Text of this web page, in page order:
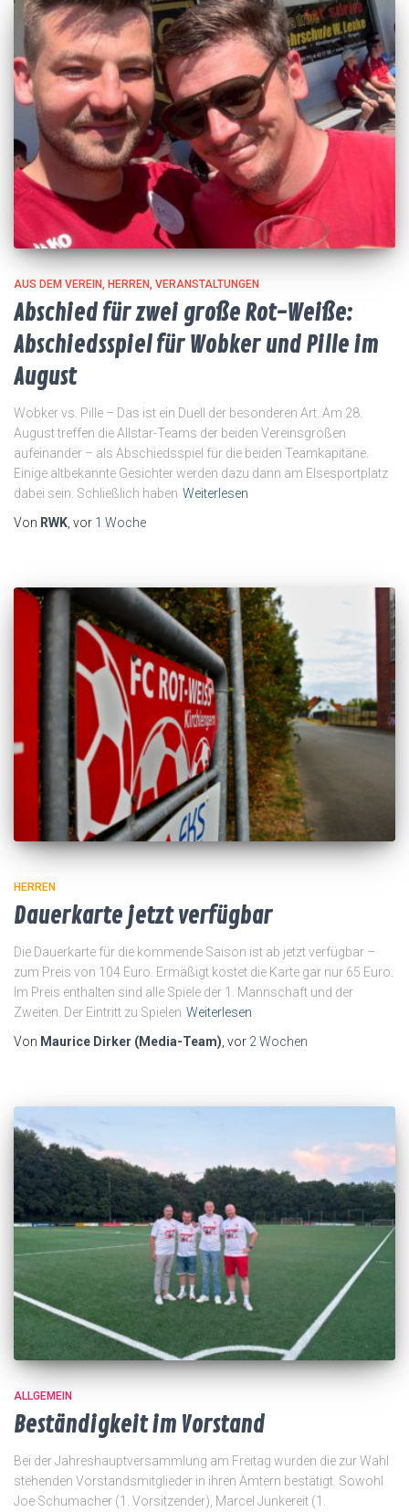
AUS DEM VEREIN HERREN VERANSTALTUNGEN
Abschied für zwei große Rot-Weiße:
Abschiedsspiel für Wobker und Pille im
August
Wobker vs. Pille – Das ist ein Duell der besonderen Art. Am 28.
August treffen die Allstar-Teams der beiden Vereinsgrößen
aufeinander – als Abschiedsspiel für die beiden Teamkapitäne.
Einige altbekannte Gesichter werden dazu dann am Elsesportplatz
dabei sein. Schließlich haben Weiterlesen
Von RWK , vor 1 Woche
HERREN
Dauerkarte jetzt verfügbar
Die Dauerkarte für die kommende Saison ist ab jetzt verfügbar –
zum Preis von 104 Euro. Ermäßigt kostet die Karte gar nur 65 Euro.
Im Preis enthalten sind alle Spiele der 1. Mannschaft und der
Zweiten. Der Eintritt zu Spielen Weiterlesen
Von Maurice Dirker (Media-Team) , vor 2 Wochen
ALLGEMEIN
Beständigkeit im Vorstand
Bei der Jahreshauptversammlung am Freitag wurden die zur Wahl
stehenden Vorstandsmitglieder in ihren Ämtern bestätigt. Sowohl
Joe Schumacher (1. Vorsitzender), Marcel Junkereit (1.